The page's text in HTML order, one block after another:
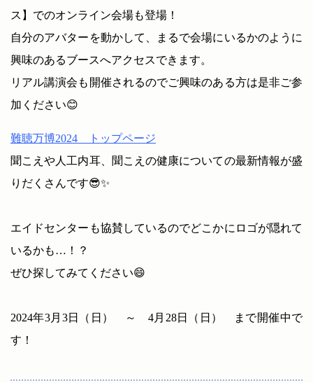
ス】でのオンライン会場も登場！
自分のアバターを動かして、まるで会場にいるかのように
興味のあるブースへアクセスできます。
リアル講演会も開催されるのでご興味のある方は是非ご参
加ください😊
難聴万博2024 トップページ
聞こえや人工内耳、聞こえの健康についての最新情報が盛
りだくさんです😎✨
エイドセンターも協賛しているのでどこかにロゴが隠れて
いるかも…！？
ぜひ探してみてください😄
2024年3月3日（日） ～ 4月28日（日） まで開催中で
す！